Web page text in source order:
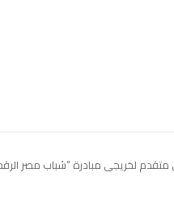
لخريجى مبادرة “شباب مصر